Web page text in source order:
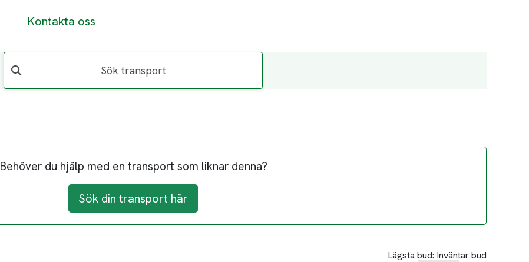
Kontakta oss
Sök transport
Behöver du hjälp med en transport som liknar denna?
Sök din transport här
Lägsta bud: Inväntar bud